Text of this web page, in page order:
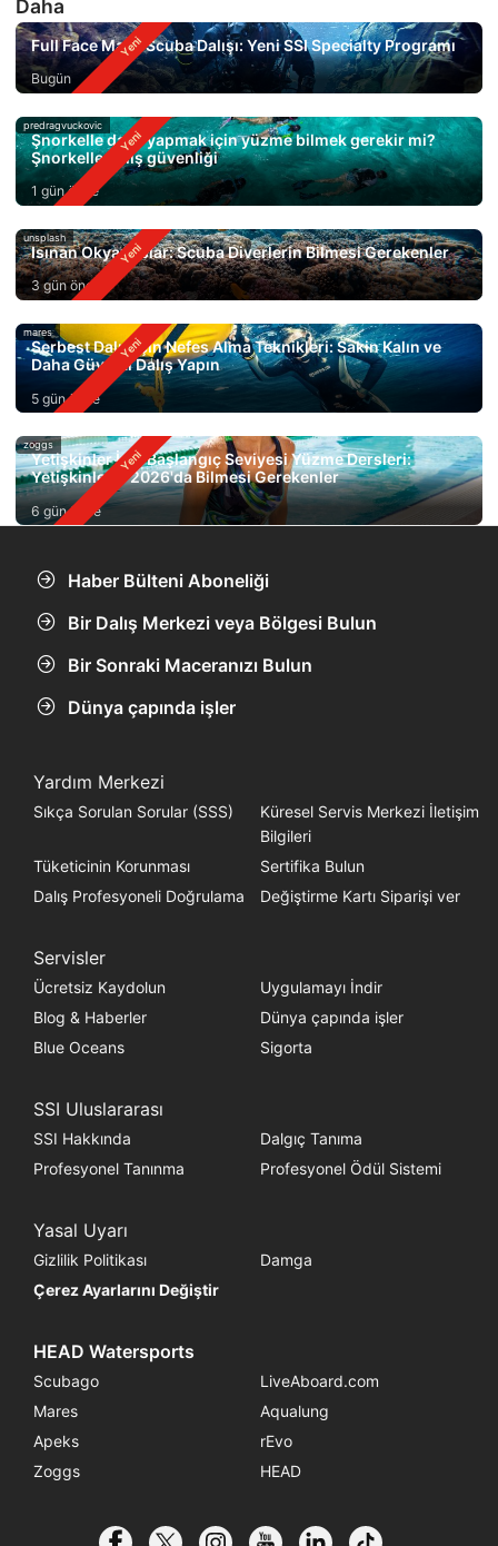
Daha
Full Face Mask Scuba Dalışı: Yeni SSI Specialty Programı
Bugün
predragvuckovic
Şnorkelle dalış yapmak için yüzme bilmek gerekir mi?
Şnorkelle dalış güvenliği
1 gün önce
unsplash
Isınan Okyanuslar: Scuba Diverlerin Bilmesi Gerekenler
3 gün önce
mares
Serbest Dalış için Nefes Alma Teknikleri: Sakin Kalın ve
Daha Güvenli Dalış Yapın
5 gün önce
zoggs
Yetişkinler İçin Başlangıç Seviyesi Yüzme Dersleri:
Yetişkinlerin 2026'da Bilmesi Gerekenler
6 gün önce
Haber Bülteni Aboneliği
Bir Dalış Merkezi veya Bölgesi Bulun
Bir Sonraki Maceranızı Bulun
Dünya çapında işler
Yardım Merkezi
Sıkça Sorulan Sorular (SSS)
Küresel Servis Merkezi İletişim
Bilgileri
Tüketicinin Korunması
Sertifika Bulun
Dalış Profesyoneli Doğrulama
Değiştirme Kartı Siparişi ver
Servisler
Ücretsiz Kaydolun
Uygulamayı İndir
Blog & Haberler
Dünya çapında işler
Blue Oceans
Sigorta
SSI Uluslararası
SSI Hakkında
Dalgıç Tanıma
Profesyonel Tanınma
Profesyonel Ödül Sistemi
Yasal Uyarı
Gizlilik Politikası
Damga
Çerez Ayarlarını Değiştir
HEAD Watersports
Scubago
LiveAboard.com
Mares
Aqualung
Apeks
rEvo
Zoggs
HEAD